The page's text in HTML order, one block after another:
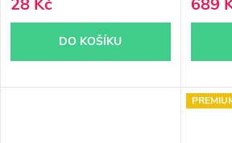
28 Kč
DO KOŠÍKU
689